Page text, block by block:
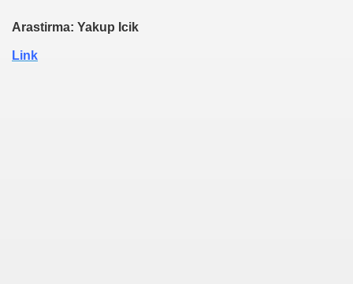
Arastirma: Yakup Icik
Link